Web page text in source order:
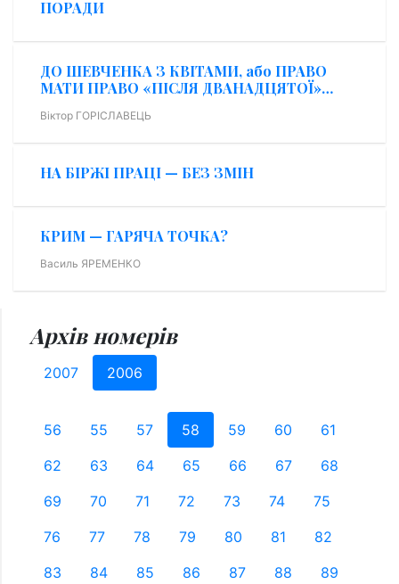
ПОРАДИ
ДО ШЕВЧЕНКА З КВІТАМИ, або ПРАВО
МАТИ ПРАВО «ПІСЛЯ ДВАНАДЦЯТОЇ»…
Віктор ГОРІСЛАВЕЦЬ
НА БІРЖІ ПРАЦІ — БЕЗ ЗМІН
КРИМ — ГАРЯЧА ТОЧКА?
Василь ЯРЕМЕНКО
Архів номерів
2007 2006
56 55 57 58 59 60
61
62
63 64 65 66 67
68
69
70 71 72 73 74
75
76
77 78 79 80 81
82
83
84 85 86 87 88 89